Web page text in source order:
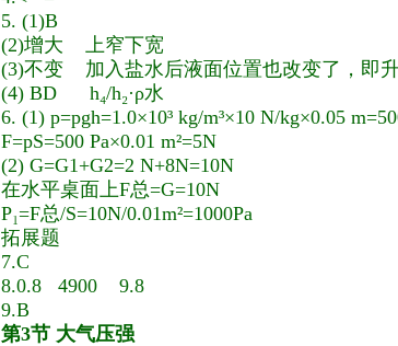
5. (1)B
(2)增大 上窄下宽
(3)不变 加入盐水后液面位置也改变了 ，即
(4) BD h₄/h₂·ρ水
6. (1) p=pgh=1.0×10³ kg/m³×10 N/kg×0.05
F=pS=500 Pa×0.01 m²=5N
(2) G=G1+G2=2 N+8N=10N
在水平桌面上F总=G=10N
P₁=F总/S=10N/0.01m²=1000Pa
拓展题
7.C
8.0.8 4900 9.8
9.B
第3节 大气压强